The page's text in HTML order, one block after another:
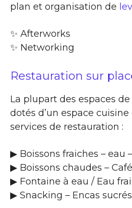
plan et organisation de
✨​ Afterworks
✨​ Networking
Restauration sur
La plupart des espaces
dotés d’un espace
services de restauration :
▶​ Boissons fraiches – eau
▶​ Boissons chaudes –
▶​ Fontaine à eau / Eau
▶​ Snacking – Encas